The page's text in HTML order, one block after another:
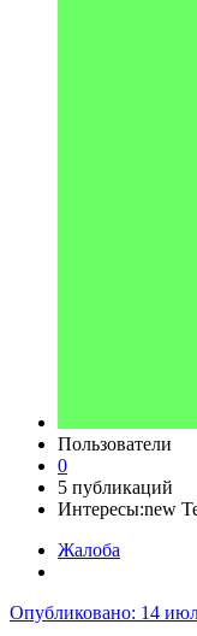
Пользователи
0
5 публикаций
Интересы:new
Жалоба
Опубликовано: 14